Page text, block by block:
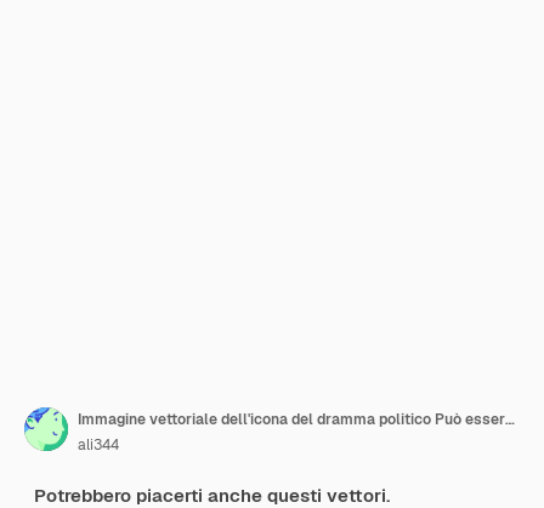
Immagine vettoriale dell'icona del dramma politico Può essere utilizzata per i generi cinematografici
ali344
Potrebbero piacerti anche questi vettori.